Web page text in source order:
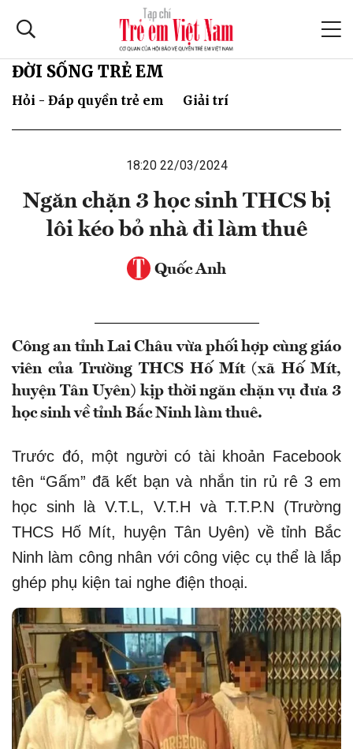
ĐỜI SỐNG TRẺ EM
Hỏi - Đáp quyền trẻ em Giải trí
18:20 22/03/2024
Ngăn chặn 3 học sinh THCS bị
lôi kéo bỏ nhà đi làm thuê
Quốc Anh
Công an tỉnh Lai Châu vừa phối hợp cùng giáo
viên của Trường THCS Hố Mít (xã Hố Mít,
huyện Tân Uyên) kịp thời ngăn chặn vụ đưa 3
học sinh về tỉnh Bắc Ninh làm thuê.
Trước đó, một người có tài khoản Facebook
tên “Gấm” đã kết bạn và nhắn tin rủ rê 3 em
học sinh là V.T.L, V.T.H và T.T.P.N (Trường
THCS Hố Mít, huyện Tân Uyên) về tỉnh Bắc
Ninh làm công nhân với công việc cụ thể là lắp
ghép phụ kiện tai nghe điện thoại.